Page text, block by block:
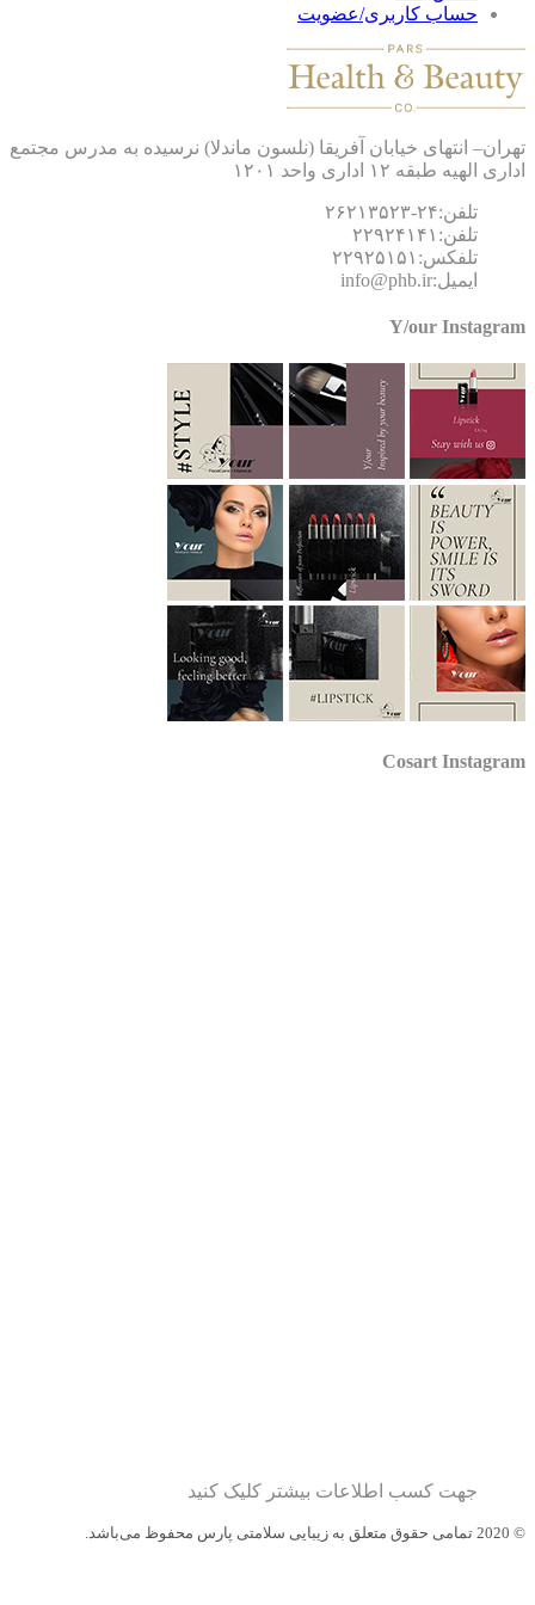
حساب کاربری/عضویت
انتهای خیابان آفریقا (نلسون ماندلا) نرسیده به مدرس مجتمع
الهیه طبقه ۱۲ اداری واحد ۱۲۰۱
تلفن:۲۴-۲۶۲۱۳۵۲۳
تلفن:۲۲۹۲۴۱۴۱
تلفکس:۲۲۹۲۵۱۵۱
ایمیل:info@phb.ir
Y/our
Cosart
جهت کسب اطلاعات بیشتر کلیک کنید